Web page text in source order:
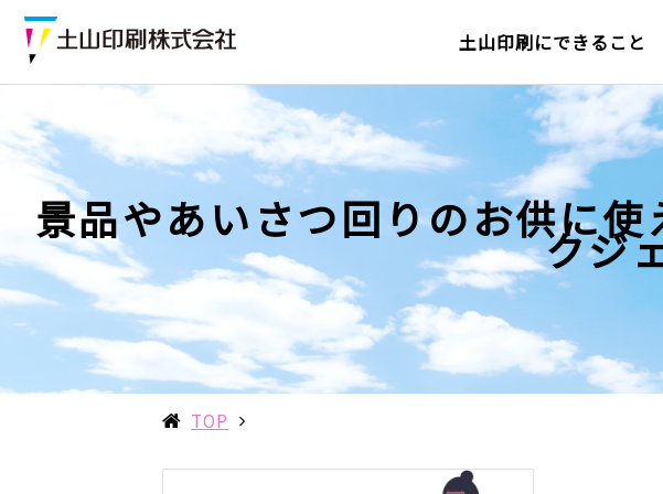
土山印刷にできること
景品やあいさつ回りのお供に
クジ
TOP